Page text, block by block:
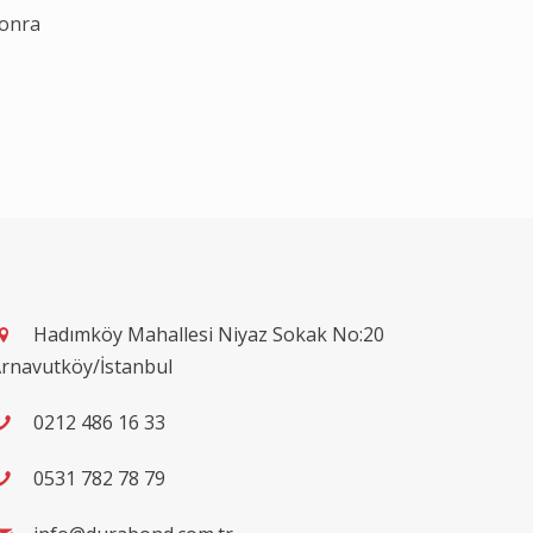
Hadımköy Mahallesi Niyaz Sokak No:20
İstanbul
0212 486 16 33
0531 782 78 79